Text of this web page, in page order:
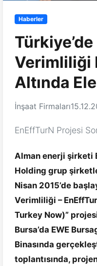
Haberler
Verimliliği
Altında Ele
İnşaat Firmaları
EnEffTurN Projesi
Alman enerji şirketi
Holding grup
Nisan 2015’de
Verimliliği –
Turkey Now)”
Bursa’da EWE
Binasında
toplantısında,